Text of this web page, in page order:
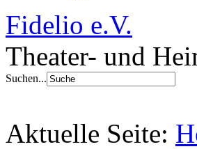
Fidelio e.V.
Theater- und
Suchen...
Aktuelle Seite: